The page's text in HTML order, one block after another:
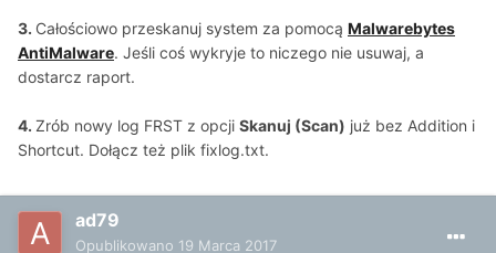
3. Całościowo przeskanuj system za pomocą Malwarebytes
AntiMalware. Jeśli coś wykryje to niczego nie usuwaj, a
dostarcz raport.
4. Zrób nowy log FRST z opcji Skanuj (Scan) już bez Addition i
Shortcut. Dołącz też plik fixlog.txt.
ad79
Opublikowano 19 Marca 2017